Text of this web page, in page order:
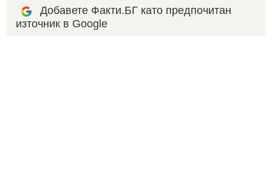
Добавете Факти.БГ като предпочитан
източник в Google